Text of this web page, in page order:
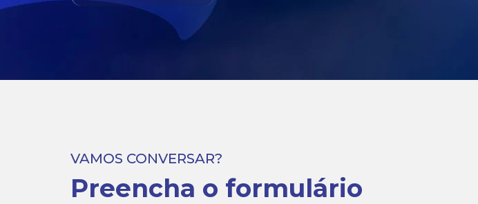
VAMOS CONVERSAR?
Preencha o formulário